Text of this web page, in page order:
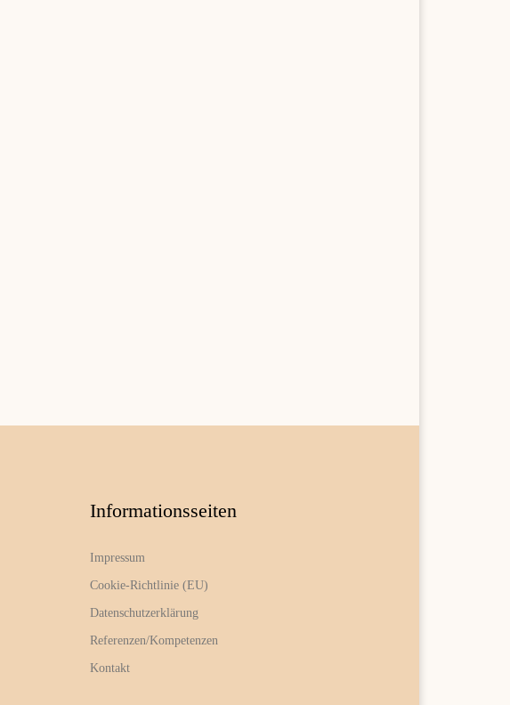
Informationsseiten
Impressum
Cookie-Richtlinie (EU)
Datenschutzerklärung
Referenzen/Kompetenzen
Kontakt